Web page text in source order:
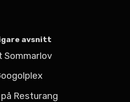
avsnitt
Sommarlov
Resturang